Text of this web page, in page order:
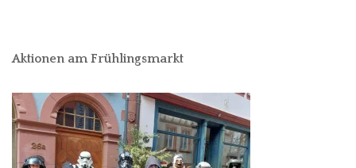
Aktionen am Frühlingsmarkt